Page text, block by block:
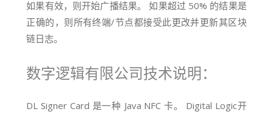
如果有效，则开始广播结果。 如果超过 50% 的结果是
正确的，则所有终端/节点都接受此更改并更新其区块
链日志。
数字逻辑有限公司技术说明：
DL Signer Card 是一种 Java NFC 卡。 Digital Logic开